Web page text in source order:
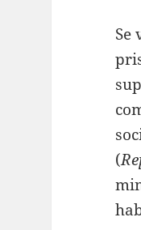
Se
(